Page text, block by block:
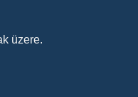
üzere.